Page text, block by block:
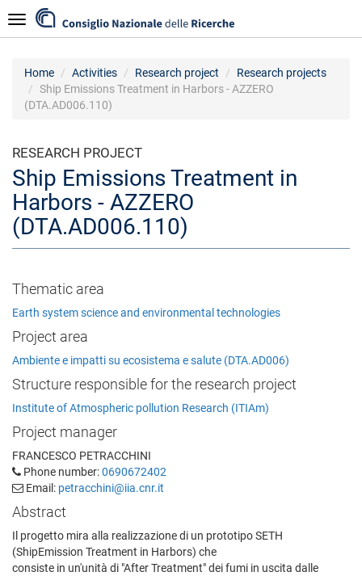
to
main
Navigazione
Home Activities Research project
Research projects
Ship Emissions Treatment in Harbors - AZZERO
(DTA.AD006.110)
RESEARCH PROJECT
Ship Emissions Treatment in
Harbors - AZZERO
(DTA.AD006.110)
Thematic area
Earth system science and environmental technologies
Project area
Ambiente e impatti su ecosistema e salute (DTA.AD006)
Structure responsible for the research project
Institute of Atmospheric pollution Research (ITIAm)
Project manager
FRANCESCO PETRACCHINI
Phone number:0690672402
Email: petracchini@iia.cnr.it
Abstract
Il progetto mira alla realizzazione di un prototipo SETH
(ShipEmission Treatment in Harbors) che
consiste in un'unità di "After Treatment" dei fumi in uscita dalle